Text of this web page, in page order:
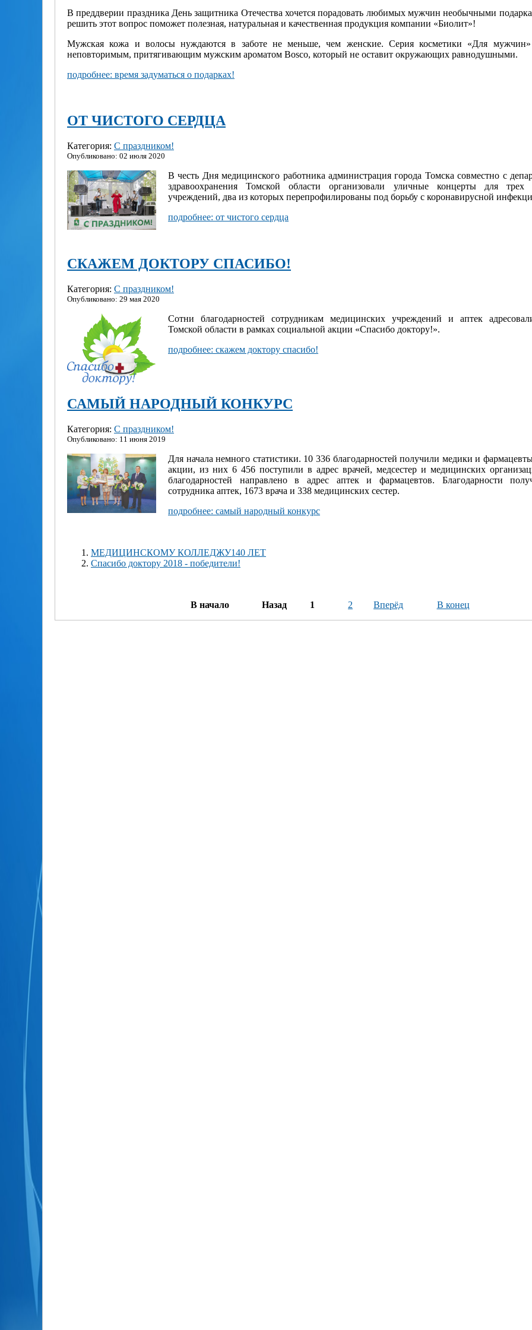
В преддверии праздника День защитника Отечества хочется порадовать любимых мужчин необычными
решить этот вопрос поможет полезная, натуральная и качественная продукция компании «Биолит»!
Мужская кожа и волосы нуждаются в заботе не меньше, чем женские. Серия косметики «Для мужчин»
неповторимым, притягивающим мужским ароматом Bosco, который не оставит окружающих равнодушными.
подробнее: время задуматься о подарках!
ОТ ЧИСТОГО СЕРДЦА
Категория: С праздником!
Опубликовано: 02 июля 2020
В честь Дня медицинского работника администрация города Томска совместно с
здравоохранения Томской области организовали уличные концерты для трех
учреждений, два из которых перепрофилированы под борьбу с коронавирусной
подробнее: от чистого сердца
СКАЖЕМ ДОКТОРУ СПАСИБО!
Категория: С праздником!
Опубликовано: 29 мая 2020
Сотни благодарностей сотрудникам медицинских учреждений и аптек
Томской области в рамках социальной акции «Спасибо доктору!».
подробнее: скажем доктору спасибо!
САМЫЙ НАРОДНЫЙ КОНКУРС
Категория: С праздником!
Опубликовано: 11 июня 2019
Для начала немного статистики. 10 336 благодарностей получили медики и
акции, из них 6 456 поступили в адрес врачей, медсестер и медицинских
благодарностей направлено в адрес аптек и фармацевтов. Благодарности
сотрудника аптек, 1673 врача и 338 медицинских сестер.
подробнее: самый народный конкурс
МЕДИЦИНСКОМУ КОЛЛЕДЖУ140 ЛЕТ
Спасибо доктору 2018 - победители!
В начало Назад 1 2 Вперёд В конец